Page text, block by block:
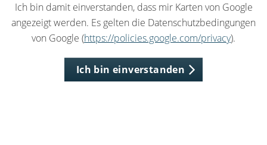
Ich bin damit einverstanden, dass mir Karten von Google
angezeigt werden. Es gelten die Datenschutzbedingungen
von Google (https://policies.google.com/privacy).
Ich bin einverstanden